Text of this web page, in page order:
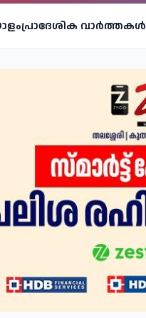
പ്രാദേശിക വാര്‍ത്തകള്‍